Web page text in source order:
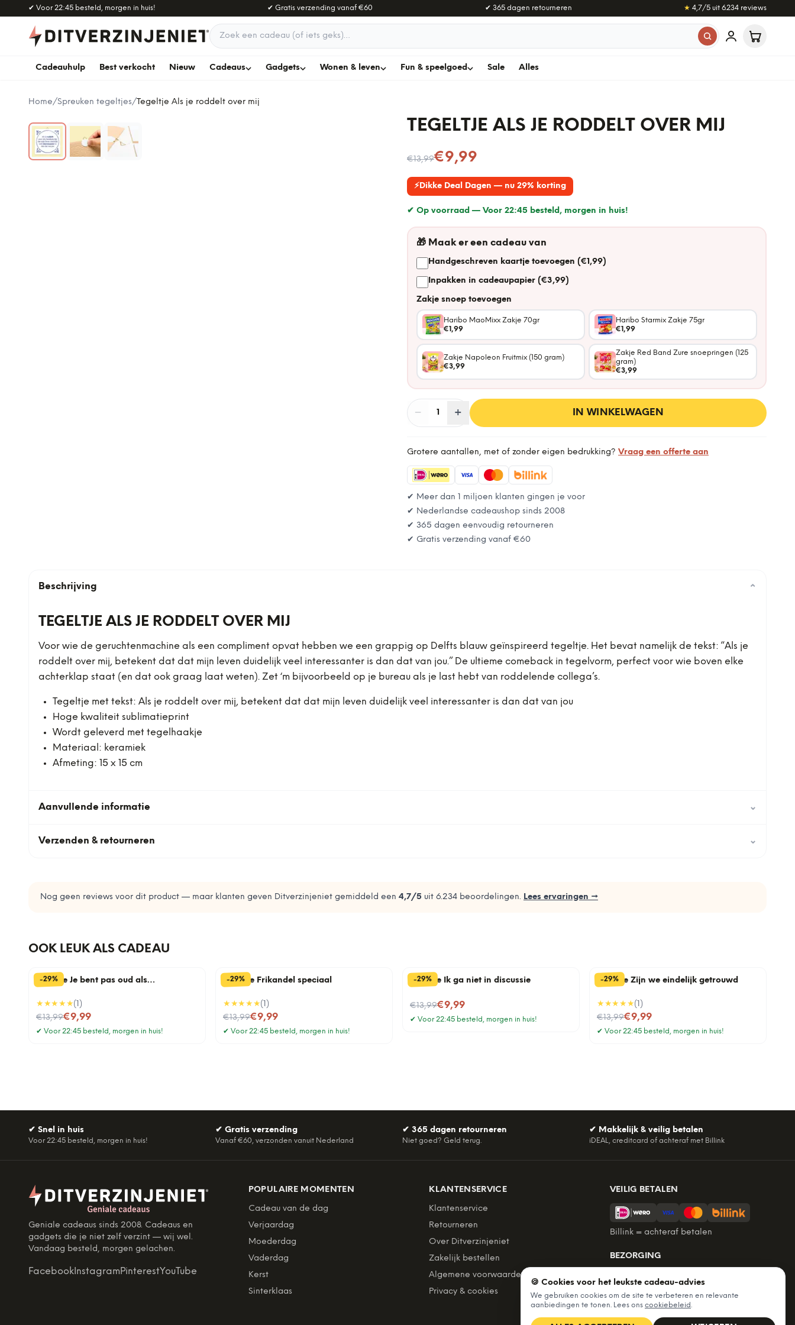
Naar hoofdinhoud
✔ Voor 22:45 besteld, morgen in huis! ✔ Gratis verzending vanaf€60 ✔ 365 dagen retourneren ★ 4,7/5 uit 6.234reviews
Zoek een cadeau
Cadeauhulp Best verkocht Nieuw Cadeaus Gadgets Wonen & leven Fun & speelgoed Sale Alles
Home/Spreuken tegeltjes/Tegeltje Als je roddelt over mij
TEGELTJE ALS JE RODDELT OVER MIJ
€13,99
Nu voor
€9,99
⚡Dikke Deal Dagen — nu 29% korting
✔ Op voorraad — Voor 22:45 besteld, morgen in huis!
🎁 Maak er een cadeau van
Handgeschreven kaartje toevoegen (€1,99)
Inpakken in cadeaupapier (€3,99)
Zakje snoep toevoegen
Haribo MaoMixx Zakje 70gr
€1,99
Haribo Starmix Zakje 75gr
€1,99
Zakje Napoleon Fruitmix (150 gram)
€3,99
Zakje Red Band Zure snoepringen (125
gram)
€3,99
− Aantal
1 + IN WINKELWAGEN
Grotere aantallen, met of zonder eigen bedrukking? Vraag een offerte aan
✔ Meer dan 1 miljoen klanten gingen je voor
✔ Nederlandse cadeaushop sinds 2008
✔ 365 dagen eenvoudig retourneren
✔ Gratis verzending vanaf €60
Beschrijving ⌄
TEGELTJE ALS JE RODDELT OVER MIJ
Voor wie de geruchtenmachine als een compliment opvat hebben we een grappig op Delfts blauw geïnspireerd tegeltje. Het bevat namelijk de tekst: “Als je
roddelt over mij, betekent dat dat mijn leven duidelijk veel interessanter is dan dat van jou.” De ultieme comeback in tegelvorm, perfect voor wie boven elke
achterklap staat (en dat ook graag laat weten). Zet ‘m bijvoorbeeld op je bureau als je last hebt van roddelende collega’s.
Tegeltje met tekst: Als je roddelt over mij, betekent dat dat mijn leven duidelijk veel interessanter is dan dat van jou
Hoge kwaliteit sublimatieprint
Wordt geleverd met tegelhaakje
Materiaal: keramiek
Afmeting: 15 x 15 cm
Aanvullende informatie ⌄
Verzenden & retourneren ⌄
Nog geen reviews voor dit product — maar klanten geven Ditverzinjeniet gemiddeld een 4,7/5 uit 6.234 beoordelingen. Lees ervaringen →
OOK LEUK ALS CADEAU
-29%
Tegeltje Je bent pas oud als…
★★★★★( 1 )
€13,99
Nu voor€9,99
✔ Voor 22:45 besteld, morgen in huis!
-29%
Tegeltje Frikandel speciaal
★★★★★( 1 )
€13,99
Nu voor€9,99
✔ Voor 22:45 besteld, morgen in huis!
-29%
Tegeltje Ik ga niet in discussie
€13,99
Nu voor€9,99
✔ Voor 22:45 besteld, morgen in huis!
-29%
Tegeltje Zijn we eindelijk getrouwd
★★★★★( 1 )
€13,99
Nu voor€9,99
✔ Voor 22:45 besteld, morgen in huis!
✔ Snel in huis
Voor 22:45 besteld, morgen in huis!
✔ Gratis verzending
Vanaf €60, verzonden vanuit Nederland
✔ 365 dagen retourneren
Niet goed? Geld terug.
✔ Makkelijk & veilig betalen
iDEAL, creditcard of achteraf met Billink
Geniale cadeaus sinds 2008. Cadeaus en
gadgets die je niet zelf verzint — wij wel.
Vandaag besteld, morgen gelachen.
Facebook InstagramPinterestYouTube
POPULAIRE MOMENTEN
Cadeau van de dag
Verjaardag
Moederdag
Vaderdag
Kerst
Sinterklaas
KLANTENSERVICE
Klantenservice
Retourneren
Over Ditverzinjeniet
Zakelijk bestellen
Algemene voorwaarden
Privacy & cookies
VEILIG BETALEN
Billink = achteraf betalen
BEZORGING
Gratis verzending vanaf €60. Tot 365
dagen retourneren.
★ 4,7/5 uit 6.234beoordelingen
🍪 Cookies voor het leukste cadeau-advies
We gebruiken cookies om de site te verbeteren en relevante
aanbiedingen te tonen. Lees ons cookiebeleid.